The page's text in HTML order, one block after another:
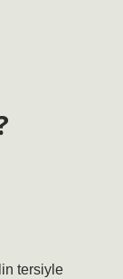
tersiyle